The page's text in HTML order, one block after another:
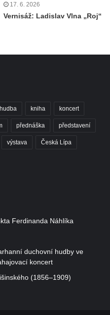
17. 6. 2026
Vernisáž: Ladislav Vlna „Roj“
hudba kniha koncert
přednáška představení
výstava Česká Lípa
Ferdinanda Náhlíka
duchovní hudby ve
koncert
(1856–1909)